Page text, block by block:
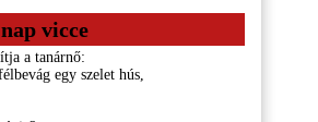
vicce